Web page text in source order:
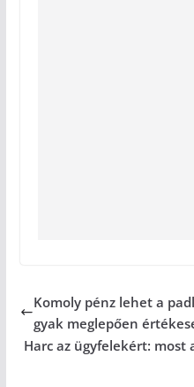
Komoly pénz lehet a
gyak meglepően
Harc az ügyfelekért: